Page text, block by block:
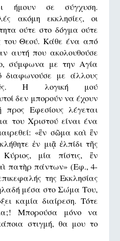
ήμουν σε σύγχυση.
ακόμη εκκλησίες, οι
ούτε στο δόγμα ούτε
του Θεού. Κάθε ένα από
αυτή που ακολουθούσε
σύμφωνα με την Αγία
διαφωνούσε με άλλους
Η λογική μού
δεν μπορούν να έχουν
προς Εφεσίους λέγεται
του Χριστού είναι ένα
«ἓν σῶμα καὶ ἓν
ἐν μιᾷ ἐλπίδι τῆς
μία πίστις, ἓν
πατὴρ πάντων» (Εφ., 4-
της Εκκλησίας
μέσα στο Σώμα Του,
καμία διαίρεση. Τότε
Μπορούσα μόνο να
στιγμή, θα μου το